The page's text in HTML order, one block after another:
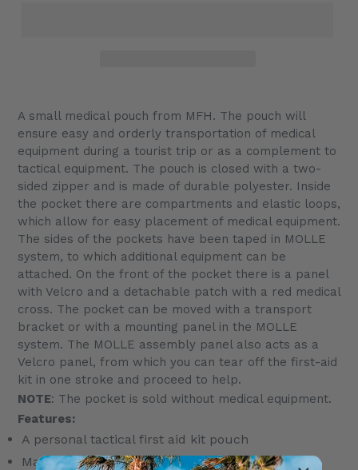
votre
panier
A small medical pouch from MFH. The pouch will
ensure easy and orderly transportation of medical
equipment during a tourist trip or as a complement to
tactical equipment. The pouch is closed with a two-
sided zipper and is made of durable polyester. Inside
the pocket there are compartments and elastic loops,
which allow for easy placement of medical equipment.
The sides of the pockets have been taped in MOLLE
system, to which additional equipment can be
attached. On the front of the pocket there is a panel
with Velcro and a detachable patch with a red medical
cross. The pocket can be moved with a transport
bracket or with a mounting panel in the MOLLE
system. The MOLLE assembly panel also acts as a
Velcro panel, from which you can tear off the first-aid
kit in one stroke and proceed to help.
NOTE: The pocket is sold without medical equipment.
Features:
A personal tactical first aid kit pouch
Made of durable polyester